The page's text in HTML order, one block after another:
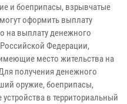
и боеприпасы, взрывчатые
оформить выплату
на выплату денежного
Федерации,
место жительства на
получения денежного
оружие, боеприпасы,
в территориальный